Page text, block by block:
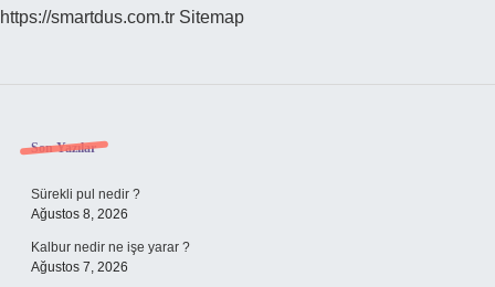
https://smartdus.com.tr Sitemap
Sidebar
Son Yazılar
Sürekli pul nedir ?
Ağustos 8, 2026
Kalbur nedir ne işe yarar ?
Ağustos 7, 2026